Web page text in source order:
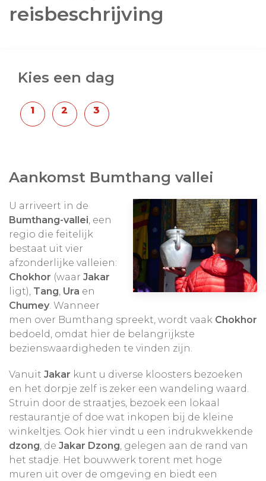
reisbeschrijving
Kies een dag
Aankomst Bumthang vallei
U arriveert in de
Bumthang-vallei, een
regio die feitelijk
bestaat uit vier
afzonderlijke valleien:
Chokhor (waar Jakar
ligt), Tang, Ura en
Chumey. Wanneer
men over Bumthang spreekt, wordt vaak Chokhor
bedoeld, omdat hier de belangrijkste
bezienswaardigheden te vinden zijn.
Vanuit Jakar kunt u diverse kloosters bezoeken
en het dorpje zelf is zeker een wandeling waard.
Struin door de straatjes, bezoek een lokaal
restaurantje of doe wat inkopen bij de kleine
winkeltjes. Ook hier vindt u een indrukwekkende
dzong, de Jakar Dzong, gelegen aan de rand van
het stadje. Het bouwwerk torent met hoge
muren uit over de omgeving en biedt een